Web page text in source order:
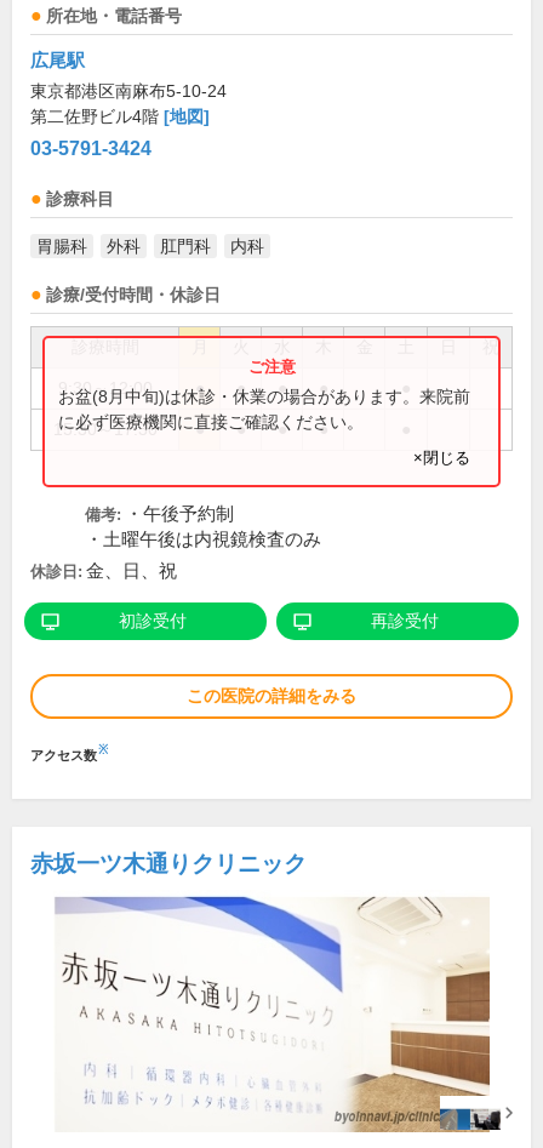
所在地・電話番号
広尾駅
東京都港区南麻布5-10-24
第二佐野ビル4階 [地図]
03-5791-3424
診療科目
胃腸科 外科 肛門科 内科
診療/受付時間・休診日
祝
9:30～12:00 ● ● ● ●
15:30～17:30 ● ● ● ●
お盆(8月中旬)は休診・休業の場合があります。来院前
に必ず医療機関に直接ご確認ください。
×閉じる
備考:
・午後予約制
・土曜午後は内視鏡検査のみ
休診日: 金、日、祝
初診受付 再診受付
この医院の詳細をみる
アクセス数※
赤坂一ツ木通りクリニック